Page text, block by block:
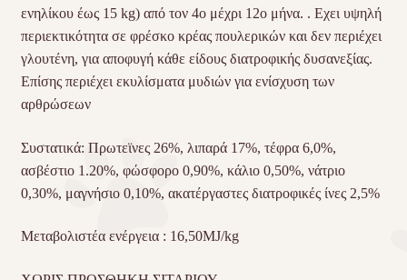
ενηλίκου έως 15 kg) από τον 4ο μέχρι 12ο μήνα. . Εχει υψηλή
περιεκτικότητα σε φρέσκο κρέας πουλερικών και δεν περιέχει
γλουτένη, για αποφυγή κάθε είδους διατροφικής δυσανεξίας.
Επίσης περιέχει εκυλίσματα μυδιών για ενίσχυση των
αρθρώσεων
Συστατικά: Πρωτεϊνες 26%, λιπαρά 17%, τέφρα 6,0%,
ασβέστιο 1.20%, φώσφορο 0,90%, κάλιο 0,50%, νάτριο
0,30%, μαγνήσιο 0,10%, ακατέργαστες διατροφικές ίνες 2,5%
Μεταβολιστέα ενέργεια : 16,50MJ/kg